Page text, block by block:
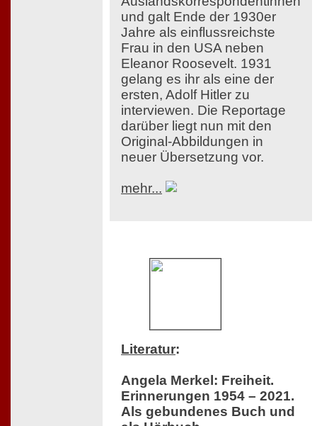
und galt Ende der 1930er
Jahre als einflussreichste
Frau in den USA neben
Eleanor Roosevelt. 1931
gelang es ihr als eine der
ersten, Adolf Hitler zu
interviewen. Die Reportage
darüber liegt nun mit den
Original-Abbildungen in
neuer Übersetzung vor.
mehr...
Literatur:
Angela Merkel: Freiheit.
Erinnerungen 1954 – 2021.
Als gebundenes Buch und